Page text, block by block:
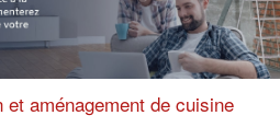
aménagement de cuisine